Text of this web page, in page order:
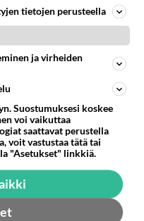
Vastattu 2v
voisi helposti
on sen verta paljon,
tietojen perusteella
ja virheiden
Suostumuksesi koskee
voi vaikuttaa
saattavat perustella
voit vastustaa tätä tai
"Asetukset" linkkiä.